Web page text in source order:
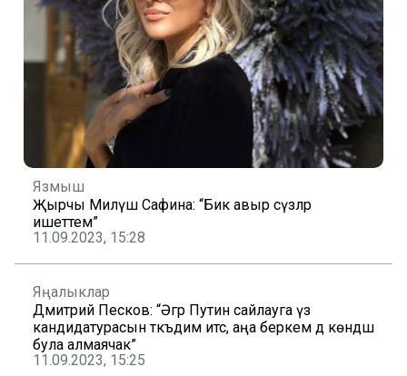
Язмыш
Җырчы Миләүшә Сафина: “Бик авыр сүзләр
ишеттем”
11.09.2023, 15:28
Яңалыклар
Дмитрий Песков: “Әгәр Путин сайлауга үз
кандидатурасын тәкъдим итсә, аңа беркем дә көндәш
була алмаячак”
11.09.2023, 15:25